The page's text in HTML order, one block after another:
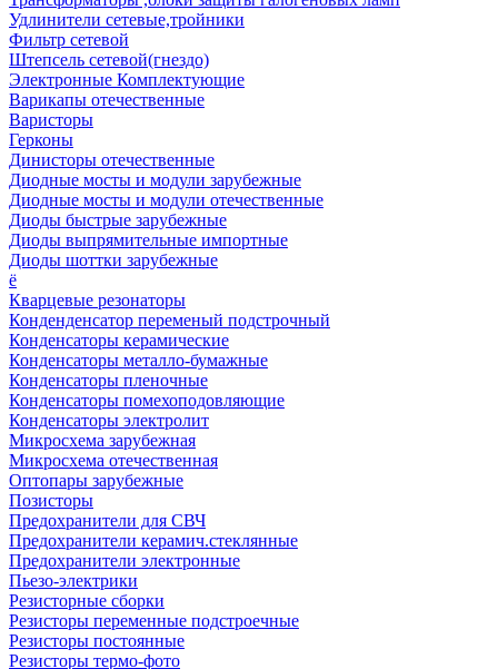
Удлинители сетевые,тройники
Фильтр сетевой
Штепсель сетевой(гнездо)
Электронные Комплектующие
Варикапы отечественные
Варисторы
Герконы
Динисторы отечественные
Диодные мосты и модули зарубежные
Диодные мосты и модули отечественные
Диоды быстрые зарубежные
Диоды выпрямительные импортные
Диоды шоттки зарубежные
ё
Кварцевые резонаторы
Конденденсатор переменый подстрочный
Конденсаторы керамические
Конденсаторы металло-бумажные
Конденсаторы пленочные
Конденсаторы помехоподовляющие
Конденсаторы электролит
Микросхема зарубежная
Микросхема отечественная
Оптопары зарубежные
Позисторы
Предохранители для СВЧ
Предохранители керамич.стеклянные
Предохранители электронные
Пьезо-электрики
Резисторные сборки
Резисторы переменные подстроечные
Резисторы постоянные
Резисторы термо-фото